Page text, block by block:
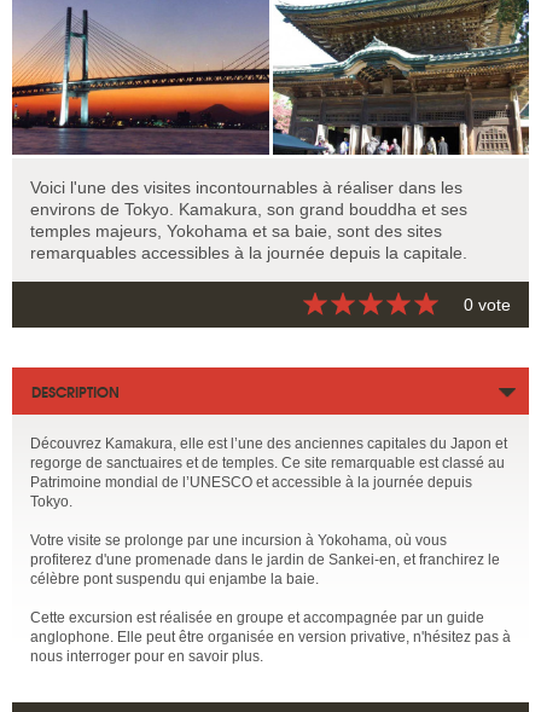
Voici l'une des visites incontournables à réaliser dans les
environs de Tokyo. Kamakura, son grand bouddha et ses
temples majeurs, Yokohama et sa baie, sont des sites
remarquables accessibles à la journée depuis la capitale.
0 vote
DESCRIPTION
Découvrez Kamakura, elle est l’une des anciennes capitales du Japon et
regorge de sanctuaires et de temples. Ce site remarquable est classé au
Patrimoine mondial de l’UNESCO et accessible à la journée depuis
Tokyo.
Votre visite se prolonge par une incursion à Yokohama, où vous
profiterez d'une promenade dans le jardin de Sankei-en, et franchirez le
célèbre pont suspendu qui enjambe la baie.
Cette excursion est réalisée en groupe et accompagnée par un guide
anglophone. Elle peut être organisée en version privative, n'hésitez pas à
nous interroger pour en savoir plus.